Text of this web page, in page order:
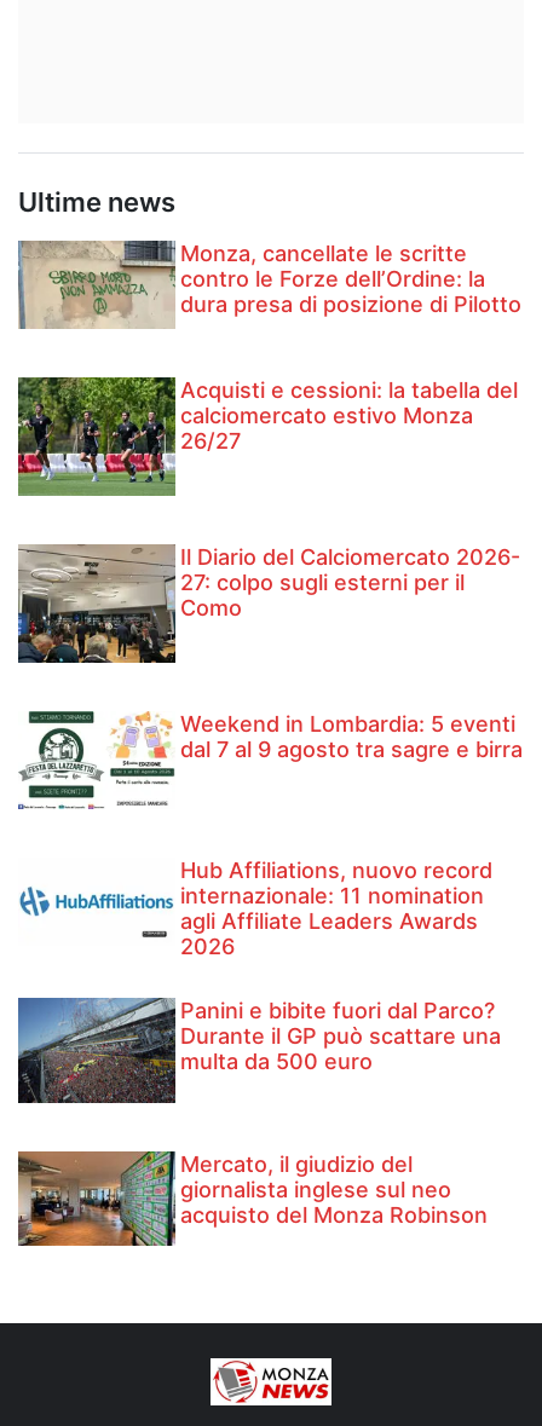
Ultime news
Monza, cancellate le scritte
contro le Forze dell’Ordine: la
dura presa di posizione di Pilotto
Acquisti e cessioni: la tabella del
calciomercato estivo Monza
26/27
Il Diario del Calciomercato 2026-
27: colpo sugli esterni per il
Como
Weekend in Lombardia: 5 eventi
dal 7 al 9 agosto tra sagre e birra
Hub Affiliations, nuovo record
internazionale: 11 nomination
agli Affiliate Leaders Awards
2026
Panini e bibite fuori dal Parco?
Durante il GP può scattare una
multa da 500 euro
Mercato, il giudizio del
giornalista inglese sul neo
acquisto del Monza Robinson